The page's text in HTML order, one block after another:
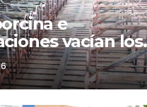
e
vacían los
de Monte